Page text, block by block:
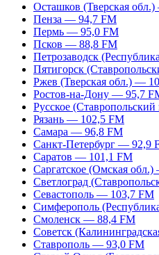
Осташков (Тверская
Пенза — 94,7 FM
Пермь — 95,0 FM
Псков — 88,8 FM
Петрозаводск
Пятигорск
Ржев (Тверская обл.) —
Ростов-на-Дону — 95,7
Русское
Рязань — 102,5 FM
Самара — 96,8 FM
Санкт-Петербург — 92,9
Саратов — 101,1 FM
Саргатское (Омская
Светлоград
Севастополь — 103,7 FM
Симферополь
Смоленск — 88,4 FM
Советск
Ставрополь — 93,0 FM